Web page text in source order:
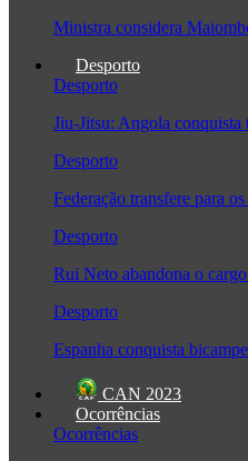
Ministra considera
Desporto
Desporto
Jiu-Jitsu: Angola
Desporto
Federação transfere para
Desporto
Rui Neto abandona o
Desporto
Espanha conquista
CAN 2023
Ocorrências
Ocorrências